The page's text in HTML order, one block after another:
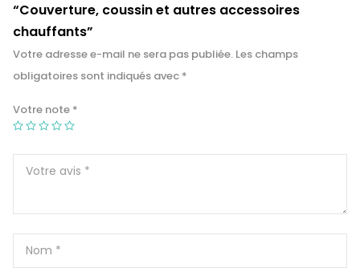
“Couverture, coussin et autres accessoires
chauffants”
Votre adresse e-mail ne sera pas publiée. Les champs
obligatoires sont indiqués avec *
Votre note *